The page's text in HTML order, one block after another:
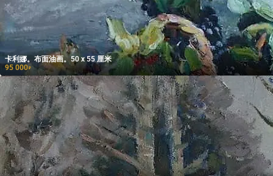
卡利娜。布面油画。50 x 55 厘米
95 000₽